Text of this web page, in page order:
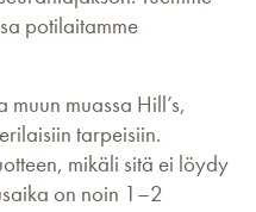
potilaitamme
muassa Hill’s,
tarpeisiin.
mikäli sitä ei löydy
on noin 1–2